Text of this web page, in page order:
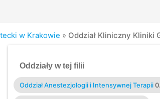
w Krakowie » Oddział Kliniczny Kliniki
Oddziały w tej filii
Oddział Anestezjologii i Intensywnej Terapii